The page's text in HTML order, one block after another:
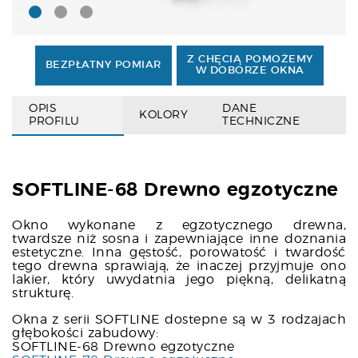
OPIS
PROFILU
KOLORY
DANE
TECHNICZNE
BEZPŁATNY POMIAR
Z CHĘCIĄ POMOŻEMY
W DOBORZE OKNA
SOFTLINE-68 Drewno egzotyczne
Okno wykonane z egzotycznego drewna,
twardsze niż sosna i zapewniające inne doznania
estetyczne. Inna gęstość, porowatość i twardość
tego drewna sprawiają, że inaczej przyjmuje ono
lakier, który uwydatnia jego piękną, delikatną
strukturę.
Okna z serii SOFTLINE dostepne są w 3 rodzajach
głębokości zabudowy:
SOFTLINE-68 Drewno egzotyczne